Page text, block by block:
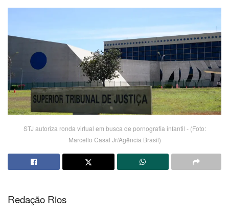
STJ autoriza ronda virtual em busca de pornografia infantil - (Foto:
Marcello Casal Jr/Agência Brasil)
Redação Rios